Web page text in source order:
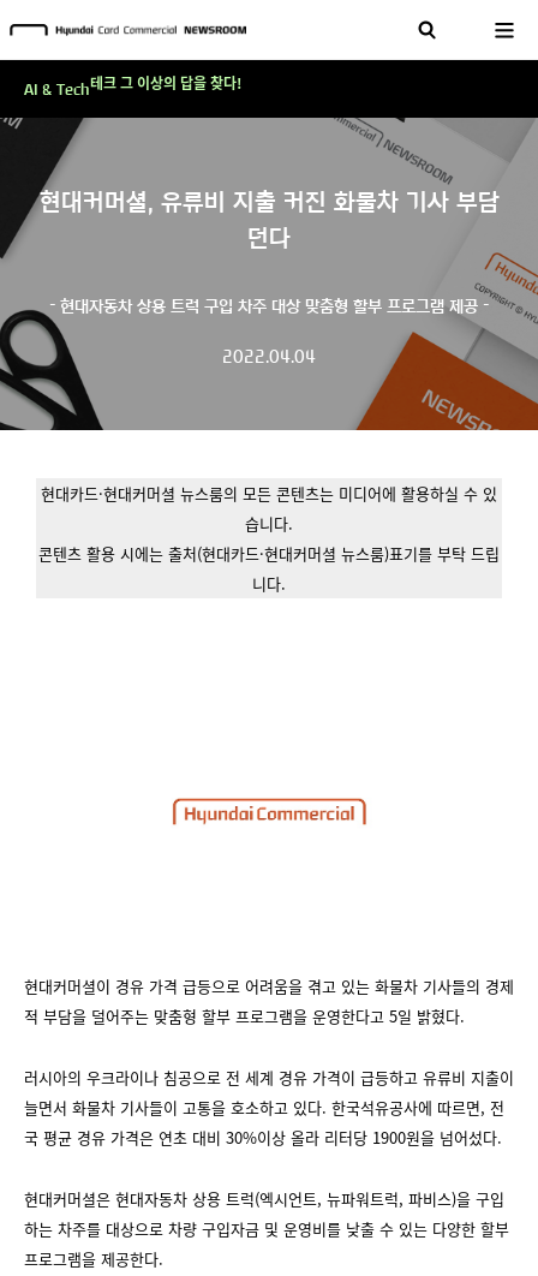
현대커머셜, 유류비 지출 커진 화물차 기사 부담
던다
- 현대자동차 상용 트럭 구입 차주 대상 맞춤형 할부 프로그램 제공 -
2022.04.04
현대카드·현대커머셜 뉴스룸의 모든 콘텐츠는 미디어에 활용하실 수 있
습니다.
콘텐츠 활용 시에는 출처(현대카드·현대커머셜 뉴스룸)표기를 부탁 드립
니다.
현대커머셜이 경유 가격 급등으로 어려움을 겪고 있는 화물차 기사들의 경제
적 부담을 덜어주는 맞춤형 할부 프로그램을 운영한다고 5일 밝혔다.
러시아의 우크라이나 침공으로 전 세계 경유 가격이 급등하고 유류비 지출이
늘면서 화물차 기사들이 고통을 호소하고 있다. 한국석유공사에 따르면, 전
국 평균 경유 가격은 연초 대비 30%이상 올라 리터당 1900원을 넘어섰다.
현대커머셜은 현대자동차 상용 트럭(엑시언트, 뉴파워트럭, 파비스)을 구입
하는 차주를 대상으로 차량 구입자금 및 운영비를 낮출 수 있는 다양한 할부
프로그램을 제공한다.
AI & Tech테크 그 이상의 답을 찾다!
현대카드, 스테이블코인 국제송금 실제 도입 가능한 수준 준비 마쳐
테크 그 이상의 답을 찾다!